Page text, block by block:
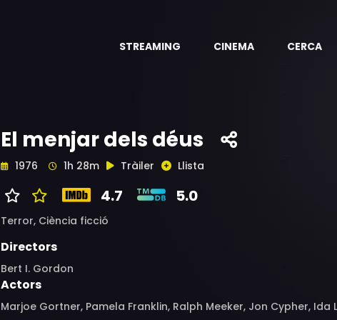
STREAMING CINEMA CERCA
El menjar dels déus
1976 1h 28m Tràiler Llista
4.7 5.0
Terror, Ciència ficció
Directors
Bert I. Gordon
Actors
Marjoe Gortner, Pamela Franklin, Ralph Meeker, Jon Cypher, Ida